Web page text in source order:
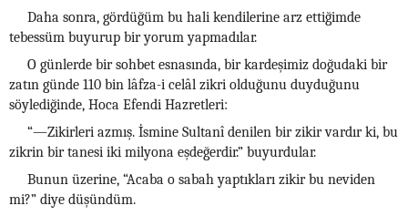
Daha sonra, gördüğüm bu hali kendilerine arz ettiğimde
tebessüm buyurup bir yorum yapmadılar.
O günlerde bir sohbet esnasında, bir kardeşimiz doğudaki bir
zatın günde 110 bin lâfza-i celâl zikri olduğunu duyduğunu
söylediğinde, Hoca Efendi Hazretleri:
“—Zikirleri azmış. İsmine Sultanî denilen bir zikir vardır ki, bu
zikrin bir tanesi iki milyona eşdeğerdir.” buyurdular.
Bunun üzerine, “Acaba o sabah yaptıkları zikir bu neviden
mi?” diye düşündüm.